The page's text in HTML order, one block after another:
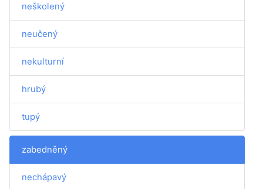
neškolený
neučený
nekulturní
hrubý
tupý
zabedněný
nechápavý